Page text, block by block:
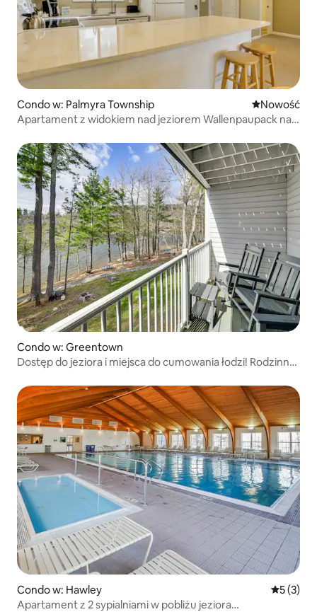
Condo w: Palmyra Township Nowe
Nowość
Apartament z widokiem nad jeziorem Wallenpaupack na
Condo w: Greentown
Dostęp do jeziora i miejsca do cumowania łodzi! Rodzinne
Condo w: Hawley Średnia
5 (3)
Apartament z 2 sypialniami w pobliżu jeziora